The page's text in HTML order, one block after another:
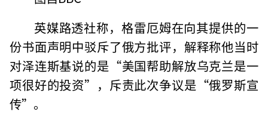
英媒路透社称，格雷厄姆在向其提供的一
份书面声明中驳斥了俄方批评，解释称他当时
对泽连斯基说的是“美国帮助解放乌克兰是一
项很好的投资”，斥责此次争议是“俄罗斯宣
传”。